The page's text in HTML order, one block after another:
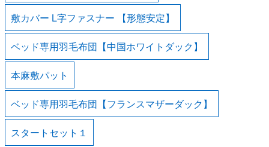
敷カバー L字ファスナー 【形態安定】
ベッド専用羽毛布団【中国ホワイトダック】
本麻敷パット
ベッド専用羽毛布団【フランスマザーダック】
スタートセット１